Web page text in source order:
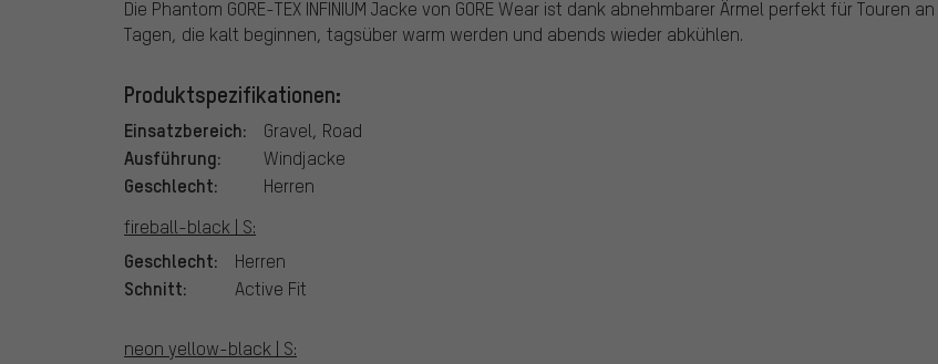
Die Phantom GORE-TEX INFINIUM Jacke von GORE Wear ist dank abnehmbarer Ärmel perfekt für Touren an
Tagen, die kalt beginnen, tagsüber warm werden und abends wieder abkühlen.
Produktspezifikationen:
Einsatzbereich: Gravel, Road
Ausführung: Windjacke
Geschlecht:
Herren
fireball-black | S:
Geschlecht: Herren
Schnitt: Active Fit
neon yellow-black | S: